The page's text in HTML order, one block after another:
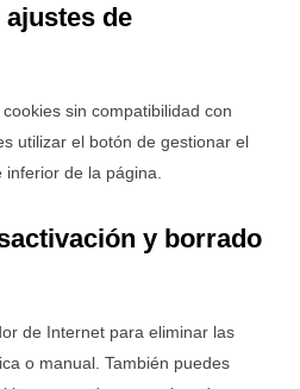
ajustes de
sin compatibilidad con
utilizar el botón de gestionar el
de la página.
y borrado
de Internet para eliminar las
o manual. También puedes